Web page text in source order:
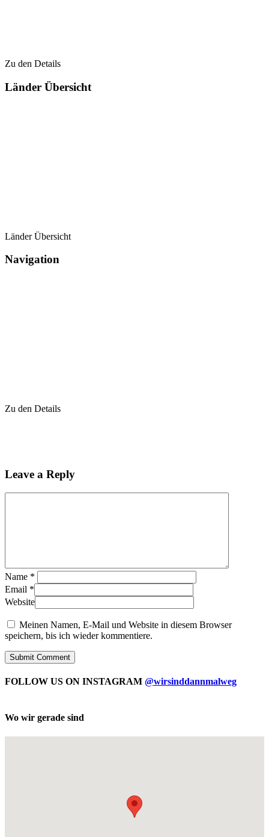
Zu den Details
Länder Übersicht
Länder Übersicht
Navigation
Zu den Details
Leave a Reply
Name *
Email *
Website
Meinen Namen, E-Mail und Website in diesem Browser
speichern, bis ich wieder kommentiere.
FOLLOW US ON INSTAGRAM @wirsinddannmalweg
Wo wir gerade sind